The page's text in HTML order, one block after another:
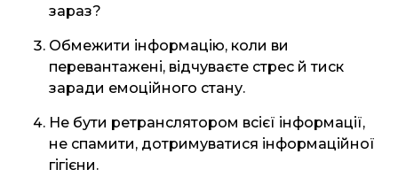
зараз?
Обмежити інформацію, коли ви
перевантажені, відчуваєте стрес й тиск
заради емоційного стану.
Не бути ретранслятором всієї інформації,
не спамити, дотримуватися інформаційної
гігієни.